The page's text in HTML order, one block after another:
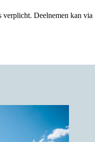
Deelnemen kan via